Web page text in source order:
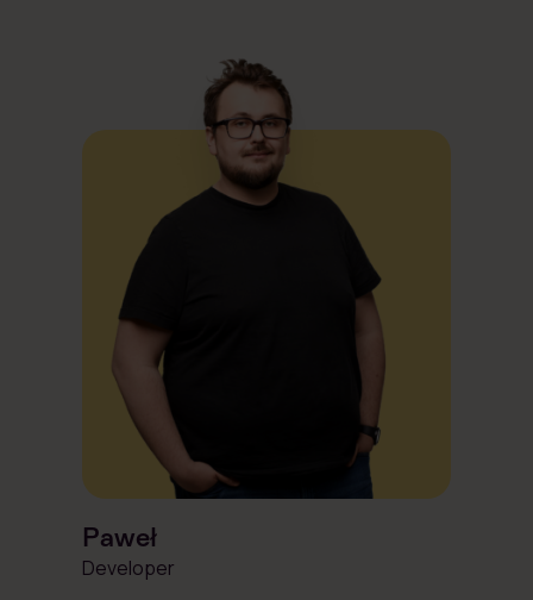
Paweł
Developer